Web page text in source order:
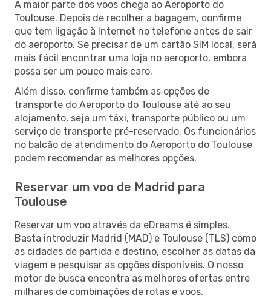
A maior parte dos voos chega ao Aeroporto do
Toulouse. Depois de recolher a bagagem, confirme
que tem ligação à Internet no telefone antes de sair
do aeroporto. Se precisar de um cartão SIM local, será
mais fácil encontrar uma loja no aeroporto, embora
possa ser um pouco mais caro.
Além disso, confirme também as opções de
transporte do Aeroporto do Toulouse até ao seu
alojamento, seja um táxi, transporte público ou um
serviço de transporte pré-reservado. Os funcionários
no balcão de atendimento do Aeroporto do Toulouse
podem recomendar as melhores opções.
Reservar um voo de Madrid para
Toulouse
Reservar um voo através da eDreams é simples.
Basta introduzir Madrid (MAD) e Toulouse (TLS) como
as cidades de partida e destino, escolher as datas da
viagem e pesquisar as opções disponíveis. O nosso
motor de busca encontra as melhores ofertas entre
milhares de combinações de rotas e voos.